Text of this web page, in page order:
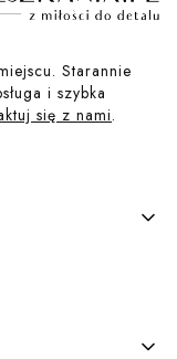
Starannie
i szybka
się z nami.